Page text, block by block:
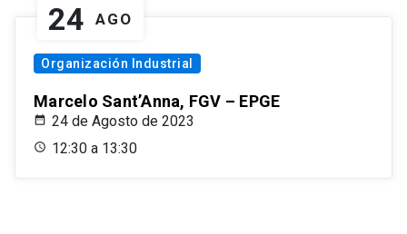
24 AGO
Organización Industrial
Marcelo Sant’Anna, FGV – EPGE
24 de Agosto de 2023
12:30 a 13:30